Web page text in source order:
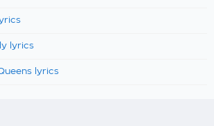
lyrics
lyrics